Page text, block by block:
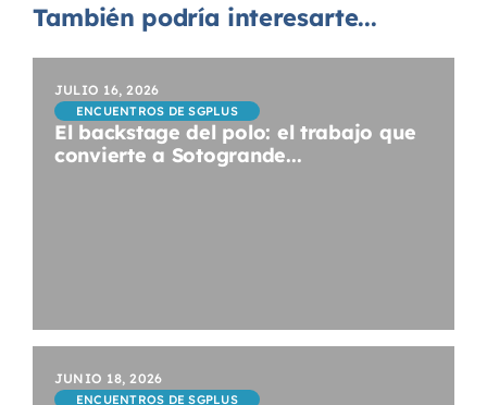
También podría interesarte...
JULIO 16, 2026
ENCUENTROS DE SGPLUS
El backstage del polo: el trabajo que
convierte a Sotogrande...
JUNIO 18, 2026
ENCUENTROS DE SGPLUS